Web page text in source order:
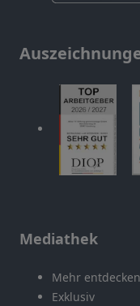
Mediathek
Mehr entdecken
Exklusiv